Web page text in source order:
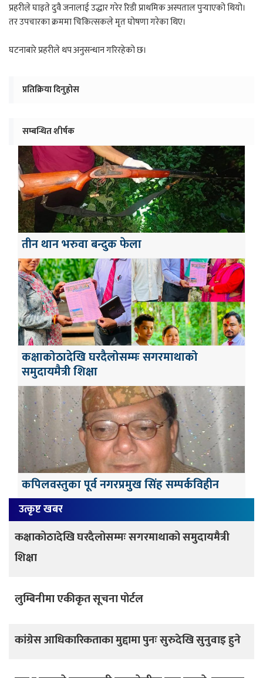
प्रहरीले घाइते दुवै जनालाई उद्धार गरेर रिडी प्राथमिक अस्पताल पुर्‍याएको थियो।
तर उपचारका क्रममा चिकित्सकले मृत घोषणा गरेका थिए।
घटनाबारे प्रहरीले थप अनुसन्धान गरिरहेको छ।
प्रतिक्रिया दिनुहोस
सम्बन्धित शीर्षक
तीन थान भरुवा बन्दुक फेला
कक्षाकोठादेखि घरदैलोसम्मः सगरमाथाको
समुदायमैत्री शिक्षा
कपिलवस्तुका पूर्व नगरप्रमुख सिंह सम्पर्कविहीन
उत्कृष्ट खबर
कक्षाकोठादेखि घरदैलोसम्मः सगरमाथाको समुदायमैत्री
शिक्षा
लुम्बिनीमा एकीकृत सूचना पोर्टल
कांग्रेस आधिकारिकताका मुद्दामा पुनः सुरुदेखि सुनुवाइ हुने